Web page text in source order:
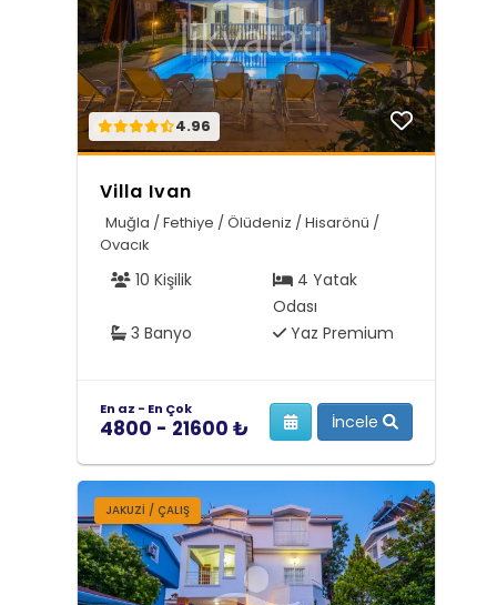
4.96
Villa Ivan
Muğla / Fethiye / Ölüdeniz / Hisarönü /
Ovacık
10 Kişilik
4 Yatak
Odası
3 Banyo
Yaz Premium
En az - En Çok
4800 - 21600 ₺ İncele
JAKUZİ / ÇALIŞ